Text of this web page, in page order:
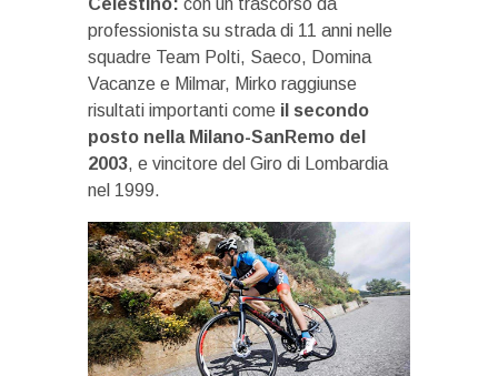
professionista su strada di 11 anni nelle
squadre Team Polti, Saeco, Domina
Vacanze e Milmar, Mirko raggiunse
risultati importanti come il secondo
posto nella Milano-SanRemo del
2003, e vincitore del Giro di Lombardia
nel 1999.